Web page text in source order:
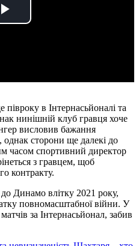
Play
в Інтернасьйоналі та
нинішній клуб гравця хоче
висловив бажання
однак сторони ще далекі до
часом спортивний директор
з гравцем, щоб
контракту.
Динамо влітку 2021 року,
повномасштабної війни. У
за Інтернасьйонал, забив